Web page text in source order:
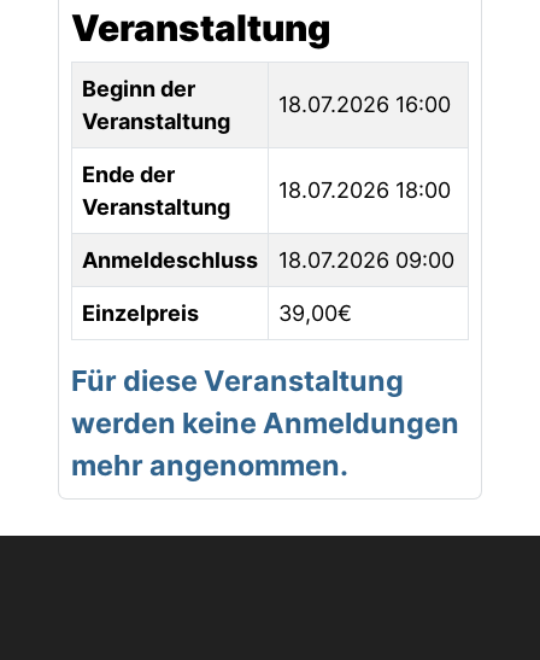
Veranstaltung
Beginn der
Veranstaltung
18.07.2026 16:00
Ende der
Veranstaltung
18.07.2026 18:00
Anmeldeschluss 18.07.2026 09:00
Einzelpreis 39,00€
Für diese Veranstaltung
werden keine Anmeldungen
mehr angenommen.